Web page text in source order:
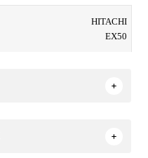
HITACHI
EX50